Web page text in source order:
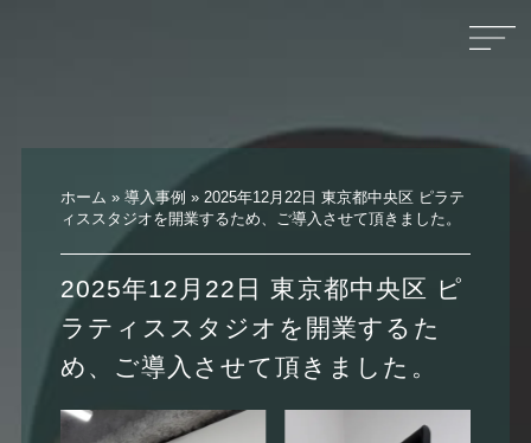
ホーム » 導入事例 » 2025年12月22日 東京都中央区 ピラテ
ィススタジオを開業するため、ご導入させて頂きました。
2025年12月22日 東京都中央区 ピ
ラティススタジオを開業するた
め、ご導入させて頂きました。